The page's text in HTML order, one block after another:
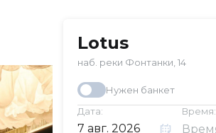
Lotus
наб. реки Фонтанки, 14
Нужен банкет
Дата:
Время: